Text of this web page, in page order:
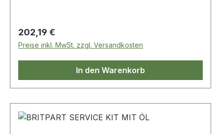
Regulärer Preis:
202,19 €
Preise inkl. MwSt. zzgl. Versandkosten
In den Warenkorb